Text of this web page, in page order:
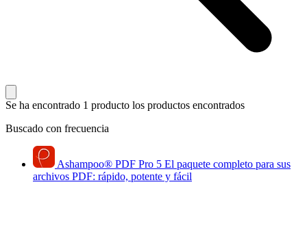
Se ha encontrado 1 producto los productos encontrados
Buscado con frecuencia
Ashampoo® PDF Pro 5 El paquete completo para sus
archivos PDF: rápido, potente y fácil